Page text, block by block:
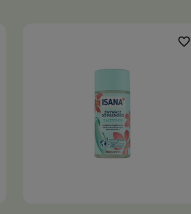
favorite_border